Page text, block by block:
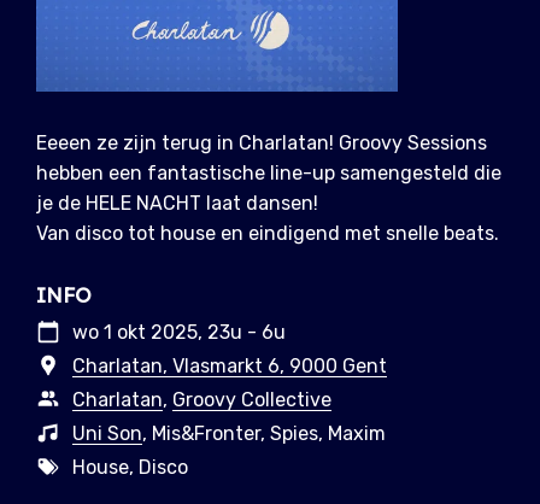
Eeeen ze zijn terug in Charlatan! Groovy Sessions
hebben een fantastische line-up samengesteld die
je de HELE NACHT laat dansen!
Van disco tot house en eindigend met snelle beats.
INFO
wo 1 okt 2025, 23u - 6u
Charlatan, Vlasmarkt 6, 9000 Gent
Charlatan, Groovy Collective
Uni Son, Mis&Fronter, Spies, Maxim
House, Disco